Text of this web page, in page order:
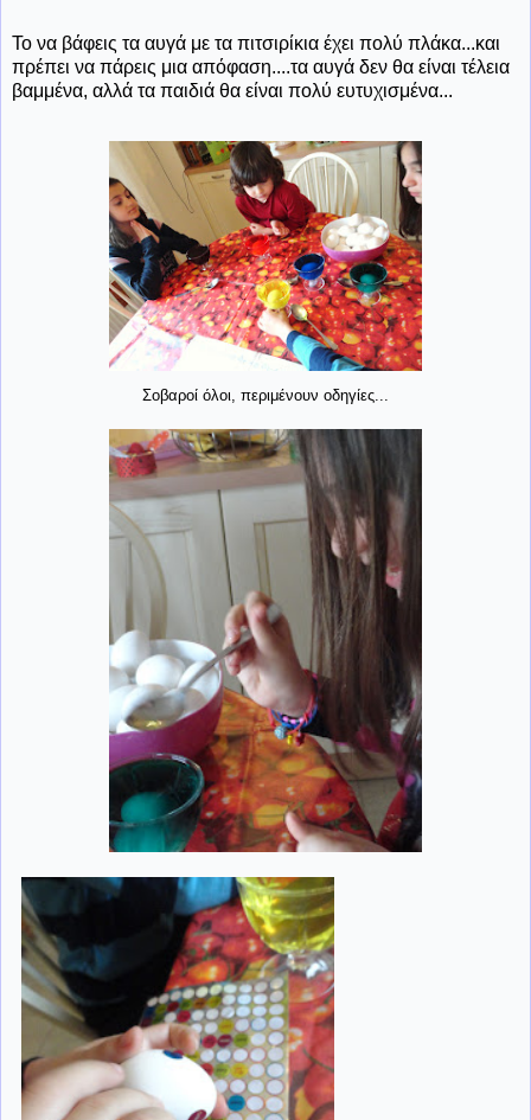
Το να βάφεις τα αυγά με τα πιτσιρίκια έχει πολύ πλάκα...και
πρέπει να πάρεις μια απόφαση....τα αυγά δεν θα είναι τέλεια
βαμμένα, αλλά τα παιδιά θα είναι πολύ ευτυχισμένα...
Σοβαροί όλοι, περιμένουν οδηγίες...